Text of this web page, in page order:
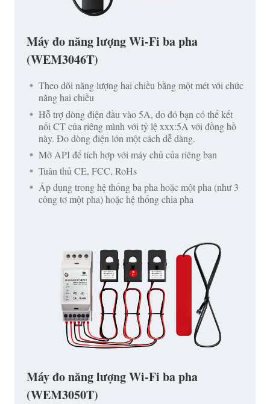
Máy đo năng lượng Wi-Fi ba pha
(WEM3046T)
Theo dõi năng lượng hai chiều bằng một mét với chức
năng hai chiều
Hỗ trợ dòng điện đầu vào 5A, do đó bạn có thể kết
nối CT của riêng mình với tỷ lệ xxx:5A với đồng hồ
này. Đo dòng điện lớn một cách dễ dàng.
Mở API để tích hợp với máy chủ của riêng bạn
Tuân thủ CE, FCC, RoHs
Áp dụng trong hệ thống ba pha hoặc một pha (như 3
công tơ một pha) hoặc hệ thống chia pha
Máy đo năng lượng Wi-Fi ba pha
(WEM3050T)